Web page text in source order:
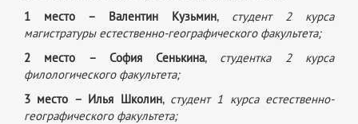
1 место – Валентин Кузьмин, студент 2 курса
магистратуры естественно-географического факультета;
2 место – София Сенькина, студентка 2 курса
филологического факультета;
3 место – Илья Школин, студент 1 курса естественно-
географического факультета;